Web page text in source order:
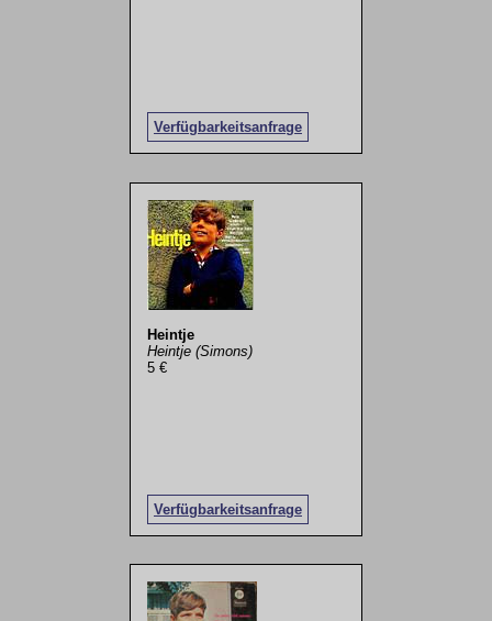
Verfügbarkeitsanfrage
Heintje
Heintje (Simons)
5 €
Verfügbarkeitsanfrage